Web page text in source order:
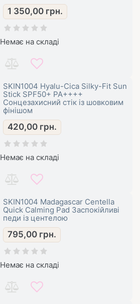
1 350,00 грн.
Немає на складі
SKIN1004 Hyalu-Cica Silky-Fit Sun
Stick SPF50+ PA++++
Сонцезахисний стік із шовковим
фінішом
420,00 грн.
Немає на складі
SKIN1004 Madagascar Centella
Quick Calming Pad Заспокійливі
педи із центелою
795,00 грн.
Немає на складі